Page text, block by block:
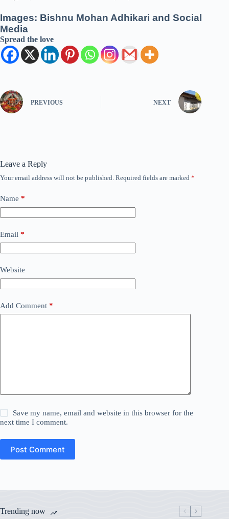
Images: Bishnu Mohan Adhikari and Social
Media
Spread the love
PREVIOUS NEXT
Leave a Reply
Your email address will not be published. Required fields are marked *
Name *
Email *
Website
Add Comment *
Save my name, email and website in this browser for the
next time I comment.
Post Comment
Trending now